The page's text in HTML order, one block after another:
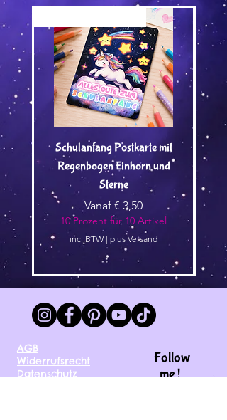
Schulanfang Postkarte mit
Regenbogen Einhorn und
Sterne
Vanaf € 3,50
Verkoopprijs
10 Prozent für 10 Artikel
incl.BTW | plus Versand
AGB
Widerrufsrecht
Datenschutz
Follow
me !